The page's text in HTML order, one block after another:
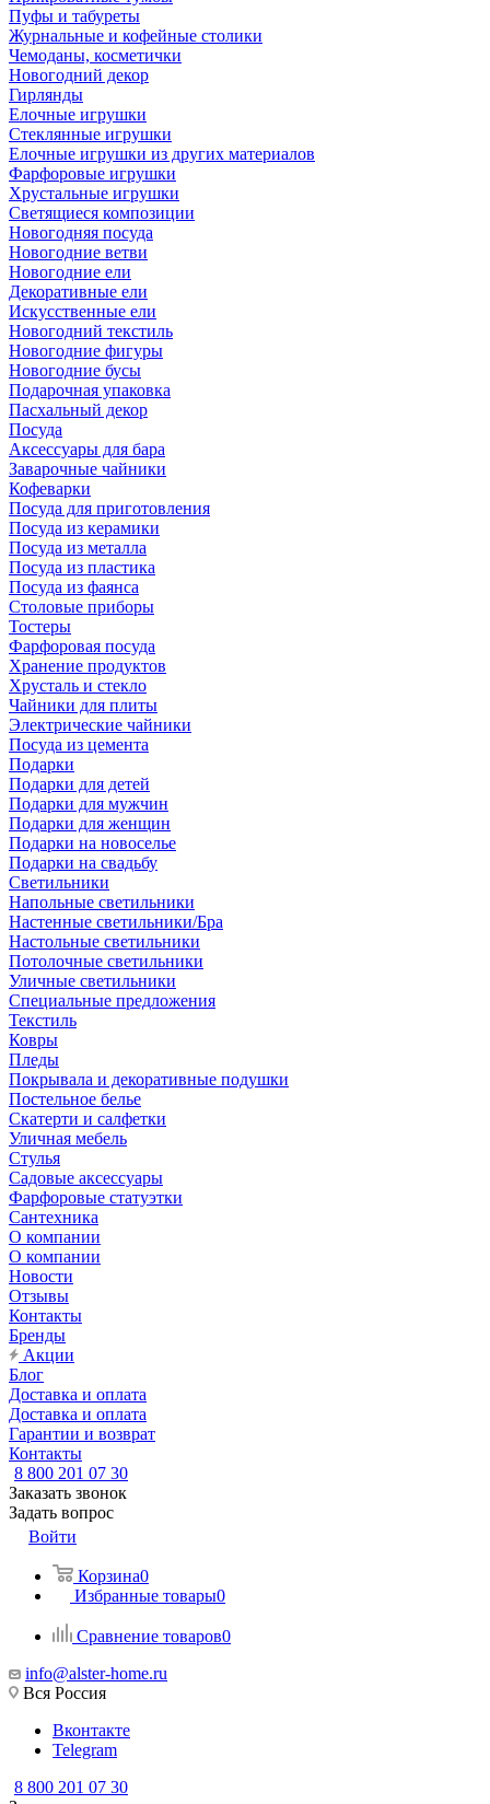
Пуфы и табуреты
Журнальные и кофейные столики
Чемоданы, косметички
Новогодний декор
Гирлянды
Елочные игрушки
Стеклянные игрушки
Елочные игрушки из других материалов
Фарфоровые игрушки
Хрустальные игрушки
Светящиеся композиции
Новогодняя посуда
Новогодние ветви
Новогодние ели
Декоративные ели
Искусственные ели
Новогодний текстиль
Новогодние фигуры
Новогодние бусы
Подарочная упаковка
Пасхальный декор
Посуда
Аксессуары для бара
Заварочные чайники
Кофеварки
Посуда для приготовления
Посуда из керамики
Посуда из металла
Посуда из пластика
Посуда из фаянса
Столовые приборы
Тостеры
Фарфоровая посуда
Хранение продуктов
Хрусталь и стекло
Чайники для плиты
Электрические чайники
Посуда из цемента
Подарки
Подарки для детей
Подарки для мужчин
Подарки для женщин
Подарки на новоселье
Подарки на свадьбу
Светильники
Напольные светильники
Настенные светильники/Бра
Настольные светильники
Потолочные светильники
Уличные светильники
Специальные предложения
Текстиль
Ковры
Пледы
Покрывала и декоративные подушки
Постельное белье
Скатерти и салфетки
Уличная мебель
Стулья
Садовые аксессуары
Фарфоровые статуэтки
Сантехника
О компании
О компании
Новости
Отзывы
Контакты
Бренды
Акции
Блог
Доставка и оплата
Доставка и оплата
Гарантии и возврат
Контакты
8 800 201 07 30
Заказать звонок
Задать вопрос
Войти
Корзина0
Избранные товары0
Сравнение товаров0
info@alster-home.ru
Вся Россия
Вконтакте
Telegram
8 800 201 07 30